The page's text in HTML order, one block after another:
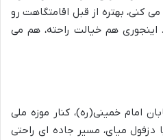
می کنی، بهتره از قبل اقامتگاهت رو
اینجوری هم خیالت راحته، هم می
امام خمینی(ره)، کنار موزه ملی
دزفول میای، مسیر جاده ای راحتی